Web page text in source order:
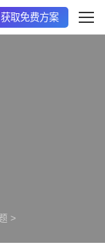
获取免费方案
>